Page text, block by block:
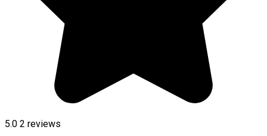
5.0 2 reviews